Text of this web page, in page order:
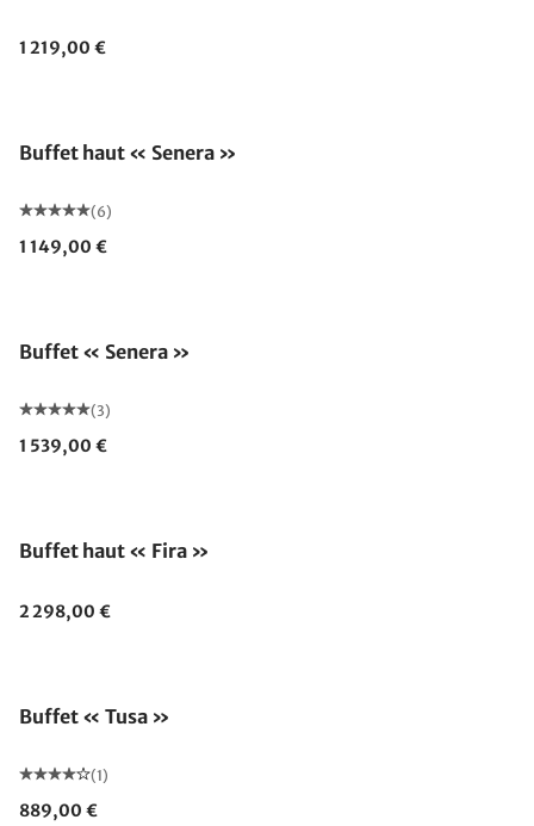
1 219,00 €
Buffet haut « Senera »
(6)
1 149,00 €
Buffet « Senera »
(3)
1 539,00 €
Buffet haut « Fira »
2 298,00 €
Buffet « Tusa »
(1)
889,00 €